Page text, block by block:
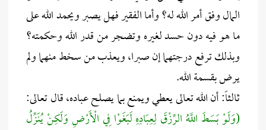
المال وفق أمر الله له؟ وأما الفقير فهل يصبر ويحمد الله على
ما هو فيه دون حسد لغيره وتضجر من قدر الله وحكمته؟
وبذلك ترفع درجتهما إن صبرا، ويعذب من سخط منهما ولم
يرض بقسمة الله.
ثالثاً: أن الله تعالى يعطي ويمنع بما يصلح عباده، قال تعالى:
(وَلَوْ بَسَطَ اللَّهُ الرِّزْقَ لِعِبَادِهِ لَبَغَوْا فِي الْأَرْضِ وَلَكِنْ يُنَزِّلُ